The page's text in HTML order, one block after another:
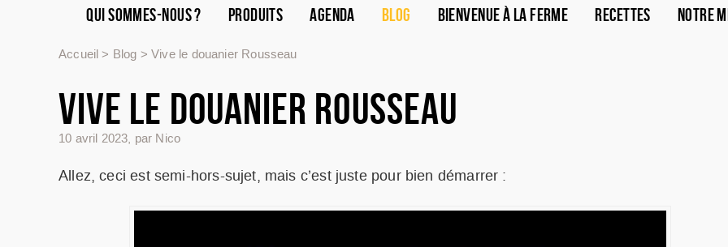
QUI SOMMES-NOUS ? PRODUITS AGENDA BLOG BIENVENUE À LA FERME RECETTES NOTRE
Accueil > Blog >Vive le douanier Rousseau
VIVE LE DOUANIER ROUSSEAU
10 avril 2023, par Nico
Allez, ceci est semi-hors-sujet, mais c’est juste pour bien démarrer :